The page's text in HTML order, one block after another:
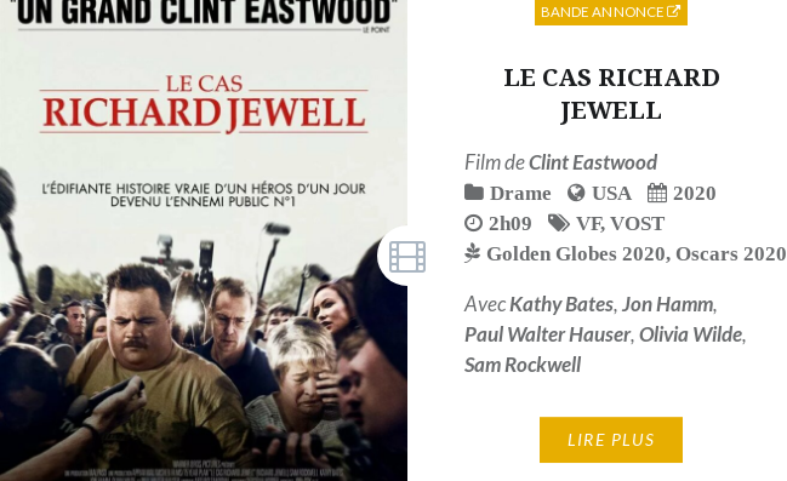
LE CAS RICHARD
JEWELL
Film deClint Eastwood
Drame USA
2020
2h09
VF,VOST
Golden Globes 2020, Oscars 2020
AvecKathy Bates,Jon Hamm,
Paul Walter Hauser,Olivia Wilde,
Sam Rockwell
LIRE PLUS
BANDE ANNONCE